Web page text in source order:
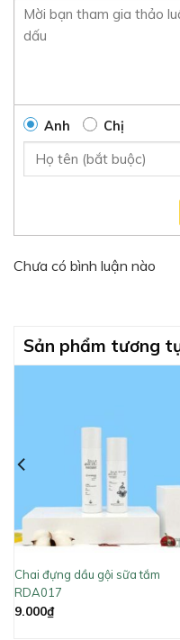
Anh Chị
Chưa có bình luận nào
Sản phẩm tương
Chai đựng dầu gội sữa tắm
RDA017
9.000₫